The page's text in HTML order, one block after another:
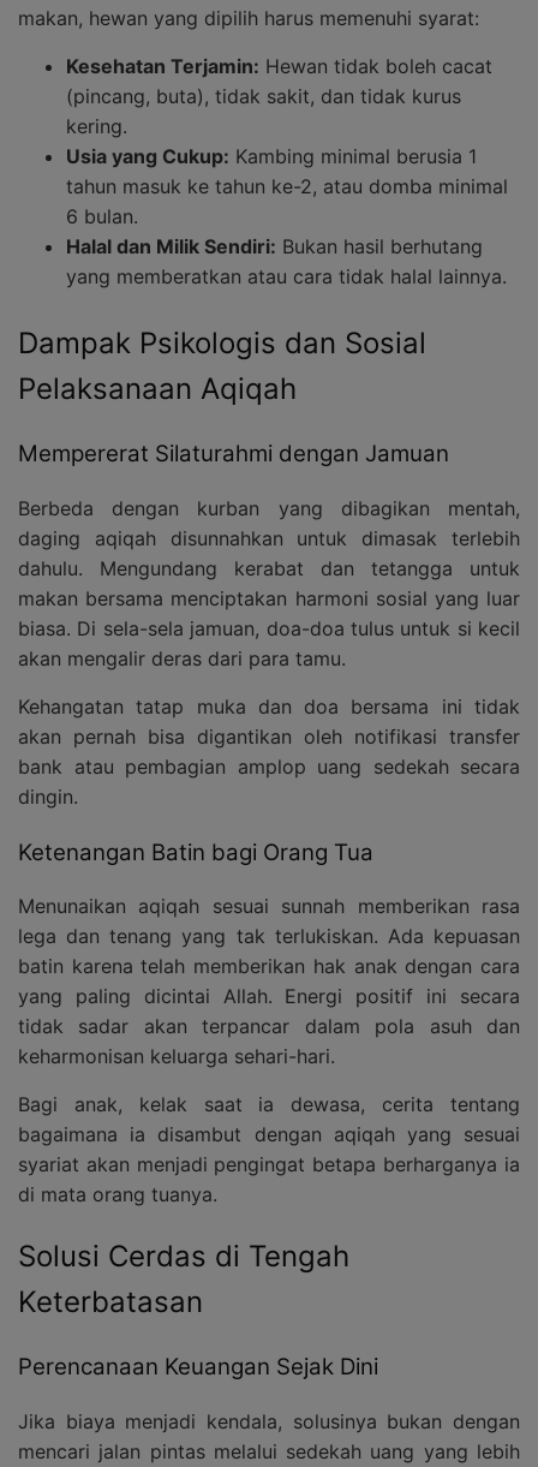
makan, hewan yang dipilih harus memenuhi syarat:
Kesehatan Terjamin: Hewan tidak boleh cacat
(pincang, buta), tidak sakit, dan tidak kurus
kering.
Usia yang Cukup: Kambing minimal berusia 1
tahun masuk ke tahun ke-2, atau domba minimal
6 bulan.
Halal dan Milik Sendiri: Bukan hasil berhutang
yang memberatkan atau cara tidak halal lainnya.
Dampak Psikologis dan Sosial
Pelaksanaan Aqiqah
Mempererat Silaturahmi dengan Jamuan
Berbeda dengan kurban yang dibagikan mentah,
daging aqiqah disunnahkan untuk dimasak terlebih
dahulu. Mengundang kerabat dan tetangga untuk
makan bersama menciptakan harmoni sosial yang luar
biasa. Di sela-sela jamuan, doa-doa tulus untuk si kecil
akan mengalir deras dari para tamu.
Kehangatan tatap muka dan doa bersama ini tidak
akan pernah bisa digantikan oleh notifikasi transfer
bank atau pembagian amplop uang sedekah secara
dingin.
Ketenangan Batin bagi Orang Tua
Menunaikan aqiqah sesuai sunnah memberikan rasa
lega dan tenang yang tak terlukiskan. Ada kepuasan
batin karena telah memberikan hak anak dengan cara
yang paling dicintai Allah. Energi positif ini secara
tidak sadar akan terpancar dalam pola asuh dan
keharmonisan keluarga sehari-hari.
Bagi anak, kelak saat ia dewasa, cerita tentang
bagaimana ia disambut dengan aqiqah yang sesuai
syariat akan menjadi pengingat betapa berharganya ia
di mata orang tuanya.
Solusi Cerdas di Tengah
Keterbatasan
Perencanaan Keuangan Sejak Dini
Jika biaya menjadi kendala, solusinya bukan dengan
mencari jalan pintas melalui sedekah uang yang lebih